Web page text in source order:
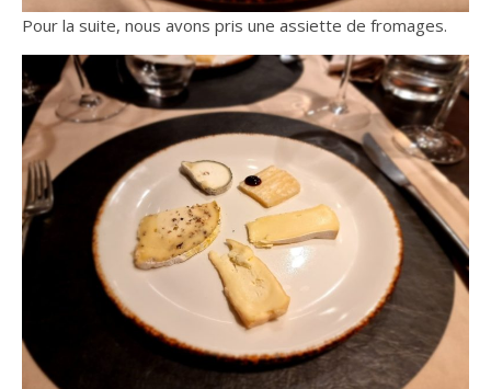
Pour la suite, nous avons pris une assiette de fromages.